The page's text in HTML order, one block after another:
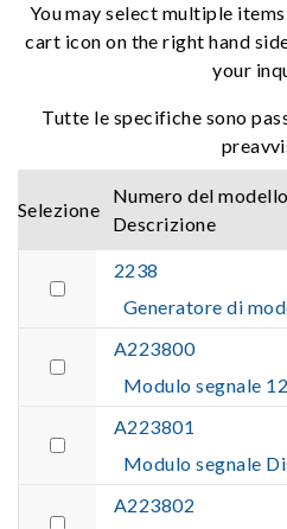
You may select multiple
cart icon on the right hand
your
Tutte le specifiche sono
Selezione
Numero del modello
Descrizione
2238
Generatore di
A223800
Modulo segnale
A223801
Modulo segnale
A223802